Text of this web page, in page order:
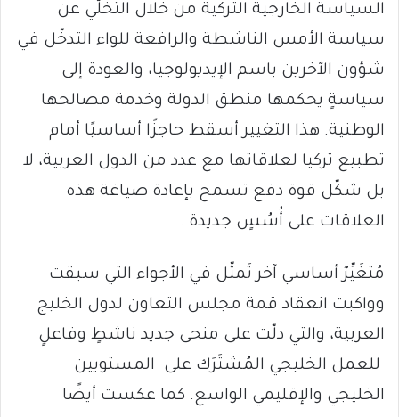
السياسة الخارجية التركية من خلال التخلّي عن
سياسة الأمس الناشطة والرافعة للواء التدخّل في
شؤون الآخرين باسم الإيديولوجيا، والعودة إلى
سياسةٍ يحكمها منطق الدولة وخدمة مصالحها
الوطنية. هذا التغيير أسقط حاجزًا أساسيًا أمام
تطبيع تركيا لعلاقاتها مع عدد من الدول العربية، لا
بل شكّل قوة دفع تسمح بإعادة صياغة هذه
العلاقات على أُسُسٍ جديدة .
مُتغَيِّرٌ أساسي آخر تَمثّل في الأجواء التي سبقت
وواكبت انعقاد قمة مجلس التعاون لدول الخليج
العربية، والتي دلّت على منحى جديد ناشطٍ وفاعلٍ
للعمل الخليجي المُشتَرَك على المستويين
الخليجي والإقليمي الواسع. كما عكست أيضًا